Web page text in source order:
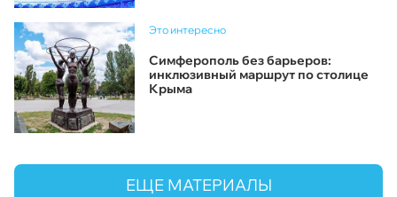
Это интересно
Симферополь без барьеров:
инклюзивный маршрут по столице
Крыма
ЕЩЕ МАТЕРИАЛЫ